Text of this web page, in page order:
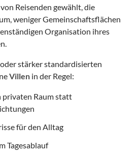
Reisenden gewählt, die
weniger Gemeinschaftsflächen
Organisation ihres
stärker standardisierten
Villen in der Regel:
privaten Raum statt
für den Alltag
Tagesablauf